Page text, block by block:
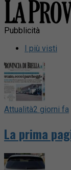
Pubblicità
I più visti
Attualità2 giorni fa
La prima